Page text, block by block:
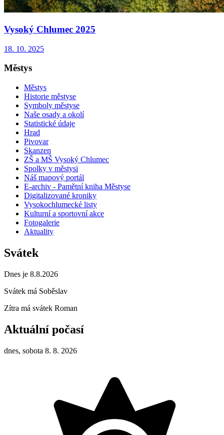
Vysoký Chlumec 2025
18. 10. 2025
Městys
Městys
Historie městyse
Symboly městyse
Naše osady a okolí
Statistické údaje
Hrad
Pivovar
Skanzen
ZŠ a MŠ Vysoký Chlumec
Spolky v městysi
Náš mapový portál
E-archiv - Pamětní kniha Městyse
Digitalizované kroniky
Vysokochlumecké listy
Kulturní a sportovní akce
Fotogalerie
Aktuality
Svátek
Dnes je 8.8.2026
Svátek má Soběslav
Zítra má svátek Roman
Aktuální počasí
dnes, sobota 8. 8. 2026